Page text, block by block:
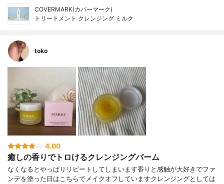
COVERMARK(カバーマーク)
トリートメント クレンジング ミルク
toko
4.00
癒しの香りでトロけるクレンジングバーム
なくなるとやっぱりリピートしてしまいます香りと感触が大好きでファ
ンデを塗った日はこちらでメイクオフしていますクレンジングとしては